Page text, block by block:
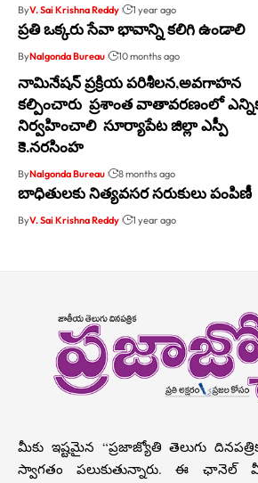
ByV. Sai Krishna Reddy 1 year ago
ప్రతి ఒక్కరు సేవా భావాన్ని కలిగి ఉండాలి
ByNalgonda Bureau 10 months ago
నామినేషన్ ప్రక్రియ పరిశీలన,అవగాహన
కల్పించారు ప్రశాంత వాతావరణంలో
నిర్వహించాలి సూర్యాపేట జిల్లా ఎస్పీ
కె.నరసింహ
ByNalgonda Bureau 8 months ago
బాధితులకు నిత్యవసర సరుకులు పంపిణీ
ByV. Sai Krishna Reddy 1 year ago
మీకు ఇష్టమైన “ప్రజాజ్యోతి తెలుగు
స్వాగతం పలుకుతున్నారు. ఈ